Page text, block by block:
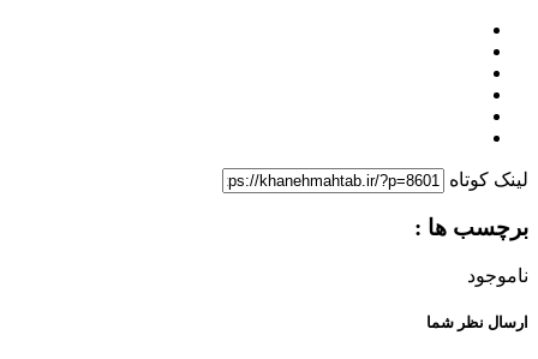
لینک کوتاه
برچسب ها :
ناموجود
ارسال نظر شما